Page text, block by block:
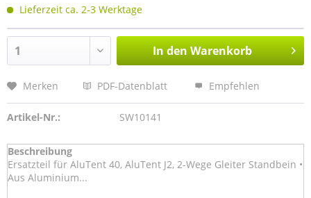
Lieferzeit ca. 2-3 Werktage
In den Warenkorb
Merken PDF-Datenblatt Empfehlen
Artikel-Nr.: SW10141
Beschreibung
Ersatzteil für AluTent 40, AluTent J2, 2-Wege Gleiter Standbein •
Aus Aluminium...